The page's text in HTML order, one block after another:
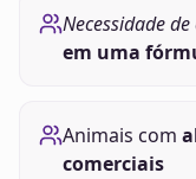
Necessidade
em uma
Animais com
comerciais